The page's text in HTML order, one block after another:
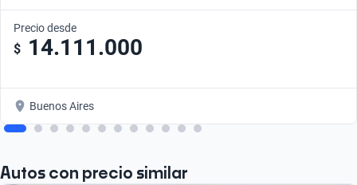
Precio desde
$ 14.111.000
Buenos Aires
Autos con precio similar